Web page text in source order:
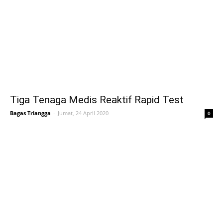
Tiga Tenaga Medis Reaktif Rapid Test
Bagas Triangga - Jumat, 24 April 2020 0